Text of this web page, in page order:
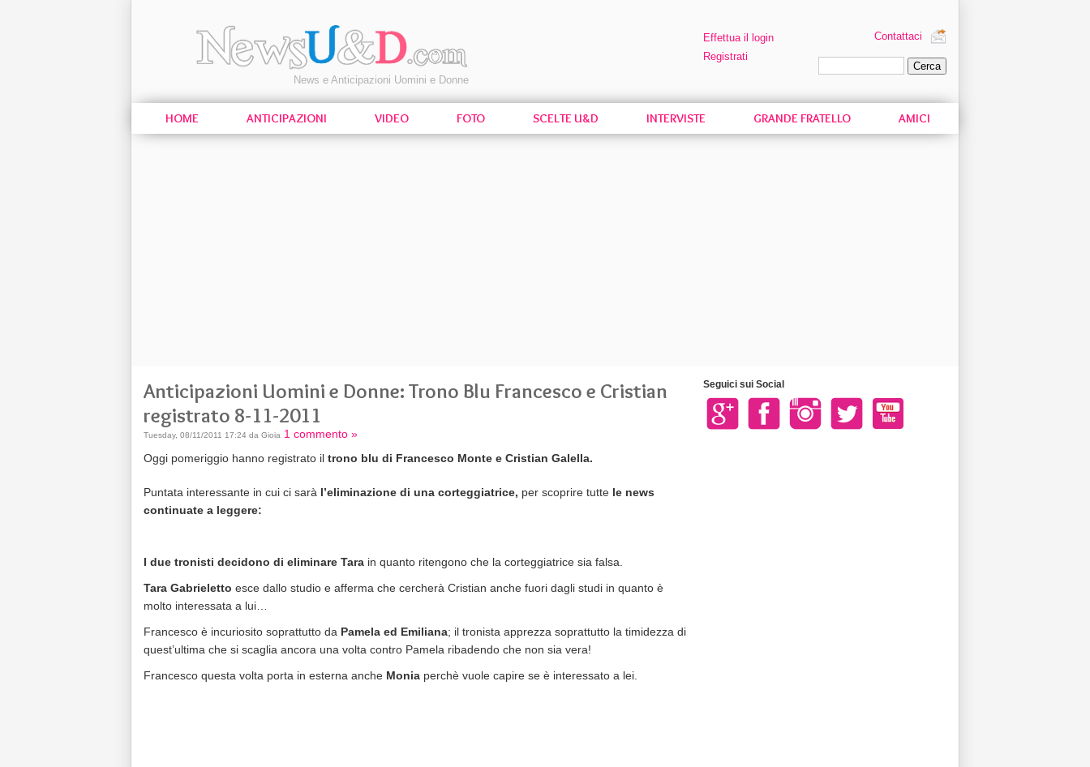
News e Anticipazioni Uomini e Donne
Effettua il login
Registrati
Contattaci
HOME ANTICIPAZIONI VIDEO FOTO SCELTE U&D INTERVISTE GRANDE FRATELLO AMICI
Anticipazioni Uomini e Donne: Trono Blu Francesco e Cristian
registrato 8-11-2011
Tuesday, 08/11/2011 17:24 da Gioia 1 commento »
Oggi pomeriggio hanno registrato il trono blu di Francesco Monte e Cristian Galella.
Puntata interessante in cui ci sarà l’eliminazione di una corteggiatrice, per scoprire tutte le news
continuate a leggere:
I due tronisti decidono di eliminare Tara in quanto ritengono che la corteggiatrice sia falsa.
Tara Gabrieletto esce dallo studio e afferma che cercherà Cristian anche fuori dagli studi in quanto è
molto interessata a lui…
Francesco è incuriosito soprattutto da Pamela ed Emiliana; il tronista apprezza soprattutto la timidezza di
quest’ultima che si scaglia ancora una volta contro Pamela ribadendo che non sia vera!
Francesco questa volta porta in esterna anche Monia perchè vuole capire se è interessato a lei.
Seguici sui Social